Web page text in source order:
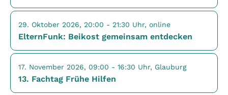
29. Oktober 2026, 20:00 - 21:30 Uhr, online
ElternFunk: Beikost gemeinsam entdecken
17. November 2026, 09:00 - 16:30 Uhr, Glauburg
13. Fachtag Frühe Hilfen